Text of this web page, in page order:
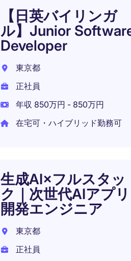
【日英バイリンガ
ル】Junior
Developer
東京都
正社員
年収 850万円 - 850万円
在宅可・ハイブリッド勤務可
生成AI×フルスタッ
ク｜次世代AIアプリ
開発エンジニア
東京都
正社員